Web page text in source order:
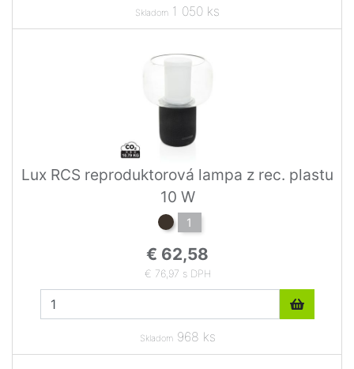
Skladom 1 050 ks
Lux RCS reproduktorová lampa z rec. plastu
10 W
1
€ 62,58
€ 76,97 s DPH
Skladom968 ks